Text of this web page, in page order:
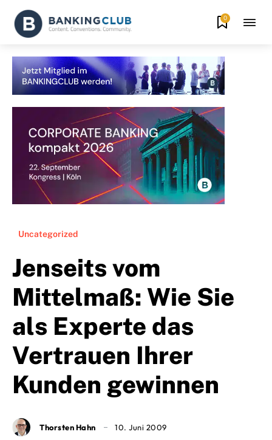
0
Uncategorized
Jenseits vom
Mittelmaß: Wie Sie
als Experte das
Vertrauen Ihrer
Kunden gewinnen
Thorsten Hahn 10. Juni 2009